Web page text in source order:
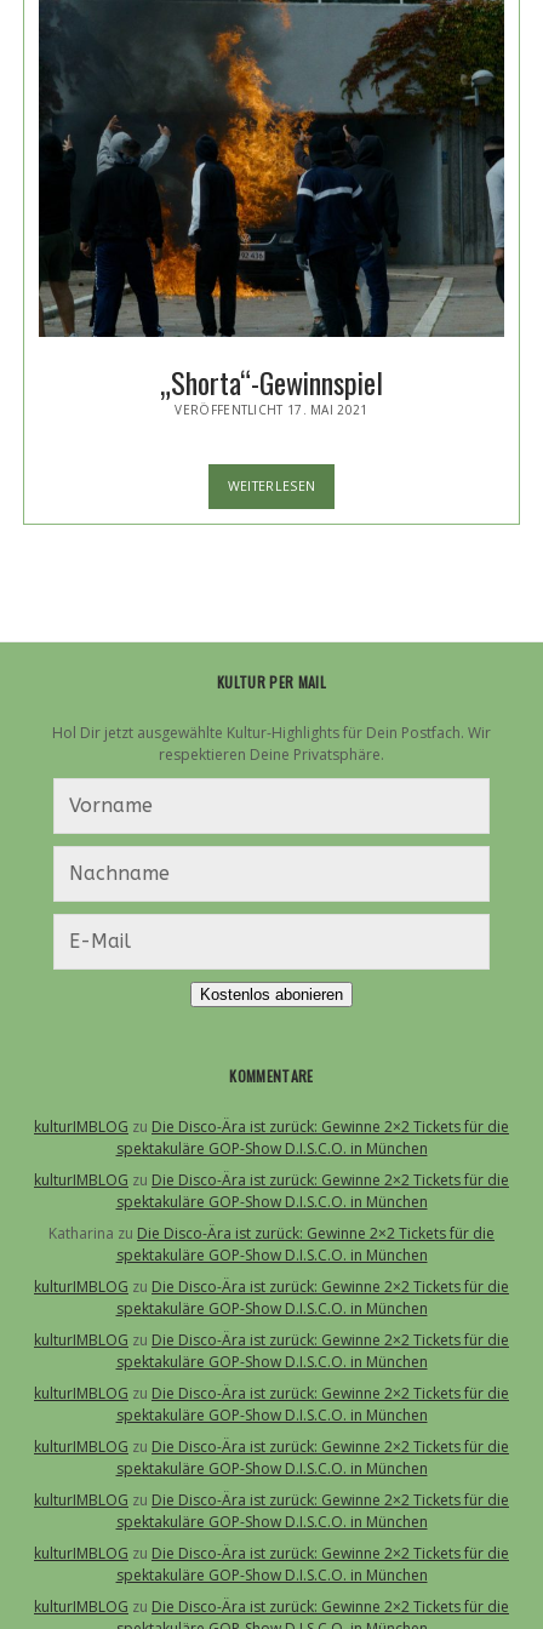
„Shorta“-Gewinnspiel
VERÖFFENTLICHT 17. MAI 2021
WEITERLESEN
GEWINNSPIEL
KULTUR PER MAIL
Hol Dir jetzt ausgewählte Kultur-Highlights für Dein Postfach. Wir
respektieren Deine Privatsphäre.
Kostenlos abonieren
KOMMENTARE
kulturIMBLOG zu Die Disco-Ära ist zurück: Gewinne 2×2 Tickets für die
spektakuläre GOP-Show D.I.S.C.O. in München
kulturIMBLOG zu Die Disco-Ära ist zurück: Gewinne 2×2 Tickets für die
spektakuläre GOP-Show D.I.S.C.O. in München
Katharina zu Die Disco-Ära ist zurück: Gewinne 2×2 Tickets für die
spektakuläre GOP-Show D.I.S.C.O. in München
kulturIMBLOG zu Die Disco-Ära ist zurück: Gewinne 2×2 Tickets für die
spektakuläre GOP-Show D.I.S.C.O. in München
kulturIMBLOG zu Die Disco-Ära ist zurück: Gewinne 2×2 Tickets für die
spektakuläre GOP-Show D.I.S.C.O. in München
kulturIMBLOG zu Die Disco-Ära ist zurück: Gewinne 2×2 Tickets für die
spektakuläre GOP-Show D.I.S.C.O. in München
kulturIMBLOG zu Die Disco-Ära ist zurück: Gewinne 2×2 Tickets für die
spektakuläre GOP-Show D.I.S.C.O. in München
kulturIMBLOG zu Die Disco-Ära ist zurück: Gewinne 2×2 Tickets für die
spektakuläre GOP-Show D.I.S.C.O. in München
kulturIMBLOG zu Die Disco-Ära ist zurück: Gewinne 2×2 Tickets für die
spektakuläre GOP-Show D.I.S.C.O. in München
kulturIMBLOG zu Die Disco-Ära ist zurück: Gewinne 2×2 Tickets für die